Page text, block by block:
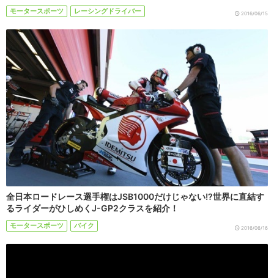
モータースポーツ レーシングドライバー 2016/06/15
全日本ロードレース選手権はJSB1000だけじゃない!?世界に直結す
るライダーがひしめくJ-GP2クラスを紹介！
モータースポーツ バイク 2016/06/16